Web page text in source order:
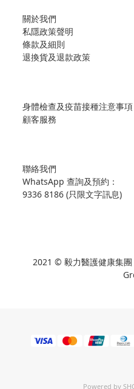
關於我們
私隱政策聲明
條款及細則
退換貨及退款政策
身體檢查及疫苗接種注意事項
顧客服務
聯絡我們
WhatsApp 查詢及預約：
9336 8186 (只限文字訊息)
2021 © 毅力醫護健康集
Powered by